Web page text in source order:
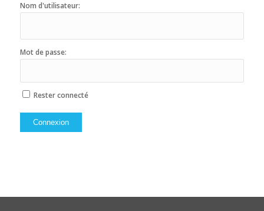
Nom d'utilisateur:
Mot de passe:
Rester connecté
Connexion